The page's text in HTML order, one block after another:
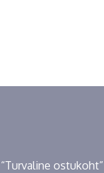
“Turvaline